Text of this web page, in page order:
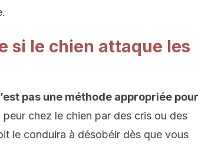
si le chien attaque les
pas une méthode appropriée pour
peur chez le chien par des cris ou des
le conduira à désobéir dès que vous